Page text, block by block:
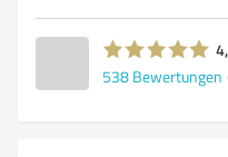
538 Bewertungen